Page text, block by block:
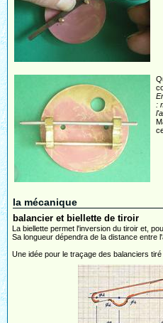
:
la mécanique
balancier et biellette de tiroir
La biellette permet l'inversion du tiroir et,
Sa longueur dépendra de la distance entre
Une idée pour le traçage des balanciers